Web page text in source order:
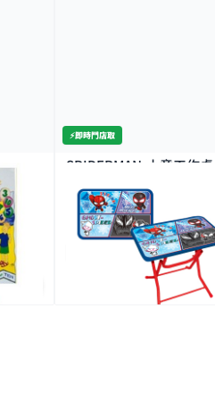
⚡️即時門店取
SPIDERMAN-小童工作
$319.0
全場買4送1(共選5件商品)